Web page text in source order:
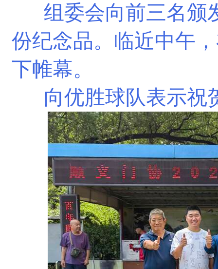
组委会向前三名颁
份纪念品。临近中午
下帷幕。
向优胜球队表示祝